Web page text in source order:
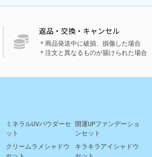
返品・交換・キャンセル
＊商品発送中に破損、損傷した場合
＊注文と異なるものが届けられた場合
ミネラルUVパウダーセ
ット
開運UPファンデーショ
ンセット
クリームラメシャドウ
キラキラアイシャドウ